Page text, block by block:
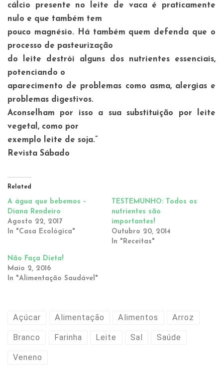
cálcio presente no leite de vaca é praticamente
nulo e que também tem
pouco magnésio. Há também quem defenda que o
processo de pasteurização
do leite destrói alguns dos nutrientes essenciais,
potenciando o
aparecimento de problemas como asma, alergias e
problemas digestivos.
Aconselham por isso a sua substituição por leite
vegetal, como por
exemplo leite de soja.”
Revista Sábado
Related
A água que bebemos –
Diana Rendeiro
Agosto 22, 2017
In "Casa Ecológica"
TESTEMUNHO: Todos os
nutrientes são
importantes!
Outubro 20, 2014
In "Receitas"
Não Faça Dieta!
Maio 2, 2016
In "Alimentação Saudável"
Açúcar Alimentação Alimentos Arroz
Branco Farinha Leite Sal Saúde
Veneno